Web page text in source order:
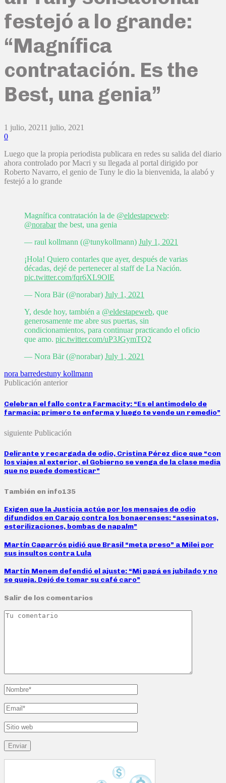
festejó a lo grande:
“Magnífica
contratación. Es the
Best, una genia”
1 julio, 20211 julio, 2021
0
Luego que la propia periodista publicara en redes su salida del diario
ahora controlado por Macri y su llegada al portal dirigido por
Roberto Navarro, el genio de Tuny le dio la bienvenida, la alabó y
festejó a lo grande
Magnífica contratación la de @eldestapeweb:
@norabarthe best, una genia
— raul kollmann (@tunykollmann) July 1, 2021
¡Hola! Quiero contarles que ayer, después de varias
décadas, dejé de pertenecer al staff de La Nación.
pic.twitter.com/fqr6XL9OlE
— Nora Bär (@norabar) July 1, 2021
Y, desde hoy, también a @eldestapeweb, que
generosamente me abre sus puertas, sin
condicionamientos, para continuar practicando el oficio
que amo. pic.twitter.com/uP3JGymTQ2
— Nora Bär (@norabar) July 1, 2021
nora barredestuny kollmann
Publicación anterior
Celebran el fallo contra Farmacity: “Es el antimodelo de
farmacia: primero te enferma y luego te vende un remedio”
siguiente Publicación
Delirante y recargada de odio, Cristina Pérez dice que “con
los viajes al exterior, el Gobierno se venga de la clase media
que no puede domesticar”
También en info135
Exigen que la Justicia actúe por los mensajes de odio
difundidos en Carajo contra los bonaerenses: “asesinatos,
esterilizaciones, bombas de napalm”
Martín Caparrós pidió que Brasil “meta preso” a Milei por
sus insultos contra Lula
Martín Menem defendió el ajuste: “Mi papá es jubilado y no
se queja. Dejó de tomar su café caro”
Salir de los comentarios